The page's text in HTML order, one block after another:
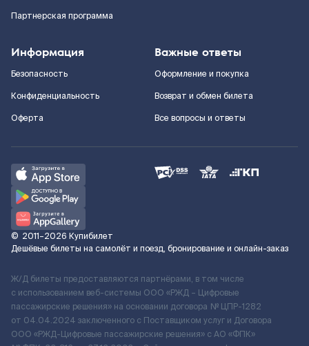
Партнерская программа
Информация
Безопасность
Конфиденциальность
Оферта
Важные ответы
Оформление и покупка
Возврат и обмен билета
Все вопросы и ответы
© 2011–2026 Купибилет
Дешёвые билеты на самолёт и поезд, бронирование и онлайн-заказ
Ж/Д билеты предоставляются партнёрами, в том числе
с использованием веб-системы ООО «РЖД – Цифровые
пассажирские решения» на основании договора № ЦПР-1282
от 04.04.2024 заключенного с Поставщиком услуг и Договора
ООО «РЖД-Цифровые пассажирские решения» c АО «ФПК»